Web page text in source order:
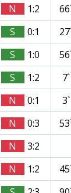
N 1:2
S 0:1
S 1:0
S 1:2 7`
N 0:1
3`
N 0:3
N
3:2
N 1:2